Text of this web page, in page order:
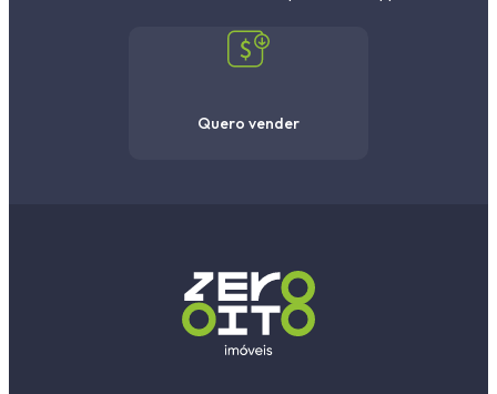
Quero vender